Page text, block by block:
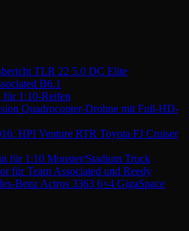
TLR 22 5.0 DC Elite
B6.1
1:10-Reifen
Quadrocopter-Drohne mit Full-HD-
HPI Venture RTR Toyota FJ Cruiser
für 1:10 Monster/Stadium Truck
für Team Associated und Reedy
Benz Actros 3363 6×4 GigaSpace